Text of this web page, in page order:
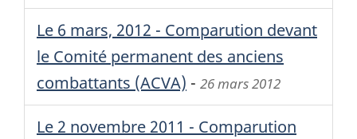
Le 6 mars, 2012 - Comparution devant
le Comité permanent des anciens
combattants (ACVA) - 26 mars 2012
Le 2 novembre 2011 - Comparution